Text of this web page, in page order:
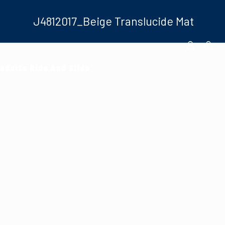
J4812017_Beige Translucide Mat